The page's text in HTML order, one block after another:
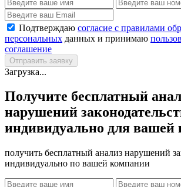
Подтверждаю согласие с правилами
персональных данных и принимаю
соглашение
Отправить заявку
Загрузка...
Получите бесплатный
нарушений
индивидуально для вашей
получить бесплатный анализ нарушений
индивидуально по вашей компании